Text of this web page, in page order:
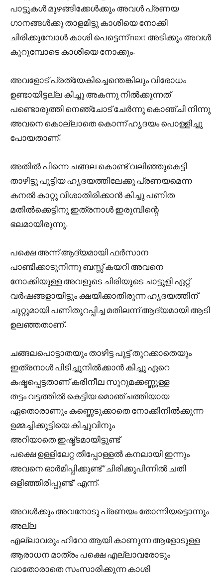
പാട്ടുകൾ മുഴങ്ങിക്കേൾക്കും അവൾ പ്രണയ
ഗാനങ്ങൾക്കു താളമിട്ടു കാശിയെ നോക്കി
ചിരിക്കുമ്പോൾ കാശി പെട്ടെന്ന് next അടിക്കും അവൾ
കുറുമ്പോടെ കാശിയെ നോക്കും.
അവളോട്‌ പ്രത്യേകിച്ചെന്തെങ്കിലും വിരോധം
ഉണ്ടായിട്ടല്ല കിച്ചു അകന്നു നിൽക്കുന്നത്
പണ്ടൊരുത്തി നെഞ്ചോട്‌ ചേർന്നു കൊഞ്ചി നിന്നു
അവനെ കൊല്ലാതെ കൊന്ന് ഹൃദയം പൊള്ളിച്ചു
പോയതാണ്.
അതിൽ പിന്നെ ചങ്ങല കൊണ്ട് വലിഞ്ഞുകെട്ടി
താഴിട്ടു പൂട്ടിയ ഹൃദയത്തിലേക്കു പ്രണയമെന്ന
കനൽ കാറ്റു വീശാതിരിക്കാൻ കിച്ചു പണിത
മതിൽക്കെട്ടിനു ഇത്രനാൾ ഇരുമ്പിന്റെ
ഭലമായിരുന്നു.
പക്ഷെ അന്ന് ആദ്യമായി ഫർസാന
പാണ്ടിക്കാടുനിന്നു ബസ്സ്‌ കയറി അവനെ
നോക്കിയുള്ള അവളുടെ ചിരിയുടെ ചാട്ടുളി ഏറ്റ്
വർഷങ്ങളായിട്ടും ക്ഷയിക്കാതിരുന്ന ഹൃദയത്തിന്
ചുറ്റുമായി പണിതുറപ്പിച്ച മതിലന്ന് ആദ്യമായി ആടി
ഉലഞ്ഞതാണ്.
ചങ്ങലപൊട്ടാതയും താഴിട്ട പൂട്ട് തുറക്കാതെയും
ഇത്രനാൾ പിടിച്ചുനിൽക്കാൻ കിച്ചു ഏറെ
കഷ്ടപ്പെട്ടതാണ് കരിനീല സുറുമക്കണ്ണുള്ള
തട്ടം വട്ടത്തിൽ കെട്ടിയ മൊഞ്ചത്തിയായ
ഏതൊരാണും കണ്ണെടുക്കാതെ നോക്കിനിൽക്കുന്ന
ഉമ്മച്ചിക്കുട്ടിയെ കിച്ചുവിനും
അറിയാതെ ഇഷ്ട്ടമായിട്ടുണ്ട്
പക്ഷെ ഉള്ളിലേറ്റ തീപ്പോള്ളൽ കനലായി ഇന്നും
അവനെ ഓർമിപ്പിക്കുണ്ട് “ചിരിക്കുപിന്നിൽ ചതി
ഒളിഞ്ഞിരിപ്പുണ്ട്” എന്ന്.
അവൾക്കും അവനോടു പ്രണയം തോന്നിയട്ടൊന്നും
അല്ല
എല്ലാവരും ഹീറോ ആയി കാണുന്ന ആളോടുള്ള
ആരാധന മാത്രം പക്ഷെ എല്ലാവരോടും
വാതോരാതെ സംസാരിക്കുന്ന കാശി